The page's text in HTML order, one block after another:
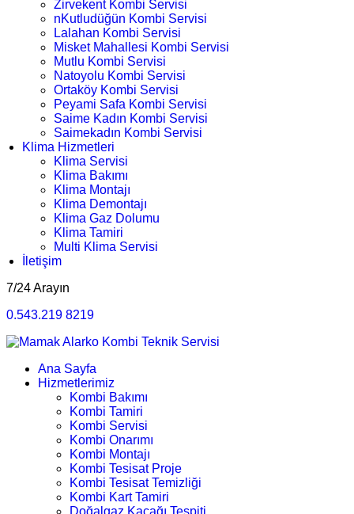
Zirvekent Kombi Servisi
nKutludüğün Kombi Servisi
Lalahan Kombi Servisi
Misket Mahallesi Kombi Servisi
Mutlu Kombi Servisi
Natoyolu Kombi Servisi
Ortaköy Kombi Servisi
Peyami Safa Kombi Servisi
Saime Kadın Kombi Servisi
Saimekadın Kombi Servisi
Klima Hizmetleri
Klima Servisi
Klima Bakımı
Klima Montajı
Klima Demontajı
Klima Gaz Dolumu
Klima Tamiri
Multi Klima Servisi
İletişim
7/24 Arayın
0.543.219 8219
Ana Sayfa
Hizmetlerimiz
Kombi Bakımı
Kombi Tamiri
Kombi Servisi
Kombi Onarımı
Kombi Montajı
Kombi Tesisat Proje
Kombi Tesisat Temizliği
Kombi Kart Tamiri
Doğalgaz Kaçağı Tespiti